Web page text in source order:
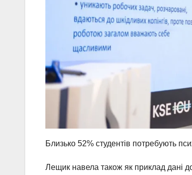
Близько 52% студентів потребують
Лещик навела також як приклад дані